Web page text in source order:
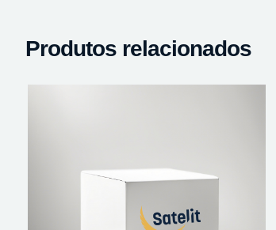
Produtos relacionados